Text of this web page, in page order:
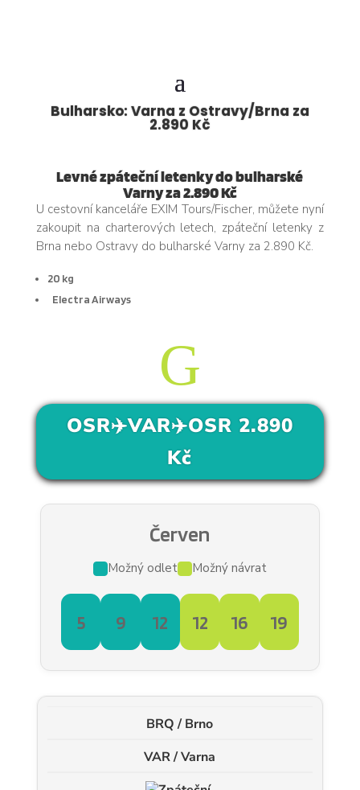
Bulharsko: Varna z Ostravy/Brna za
2.890 Kč
Levné zpáteční letenky do bulharské
Varny za 2.890 Kč
U cestovní kanceláře EXIM Tours/Fischer, můžete nyní
zakoupit na charterových letech, zpáteční letenky z
Brna nebo Ostravy do bulharské Varny za 2.890 Kč.
20 kg
Electra Airways
G
OSR✈️VAR✈️OSR 2.890
Kč
Červen
Možný odlet Možný návrat
5 9 12 12 16 19
BRQ / Brno
VAR / Varna